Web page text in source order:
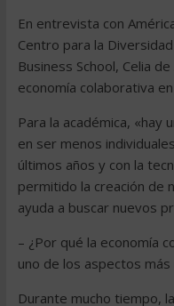
En entrevista con
Centro para la
Business School, Celia
economía colaborativa
Para la académica, «hay
en ser menos
últimos años y con la
permitido la creación de
ayuda a buscar nuevos
– ¿Por qué la economía
uno de los aspectos
Durante mucho tiempo,